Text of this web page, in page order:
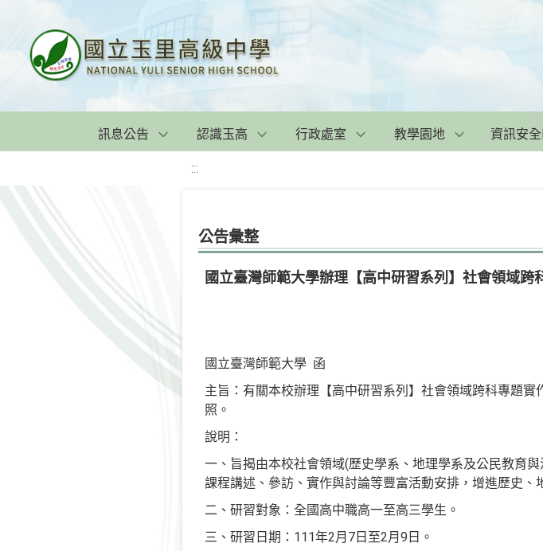
訊息公告 認識玉高 行政處室 教學園地 資訊安
:::
公告彙整
國立臺灣師範大學辦理【高中研習系列】社會領域跨
國立臺灣師範大學 函
主旨：有關本校辦理【高中研習系列】社會領域跨科專題
照。
說明：
一、旨揭由本校社會領域(歷史學系、地理學系及公民教育
課程講述、參訪、實作與討論等豐富活動安排，增進歷史
二、研習對象：全國高中職高一至高三學生。
三、研習日期：111年2月7日至2月9日。